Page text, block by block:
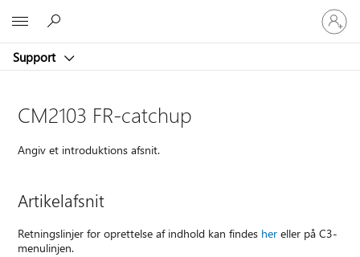
Support
Log
på
din
CM2103 FR-catchup
Angiv et introduktions afsnit.
Artikelafsnit
Retningslinjer for oprettelse af indhold kan findes her eller på C3-
menulinjen.